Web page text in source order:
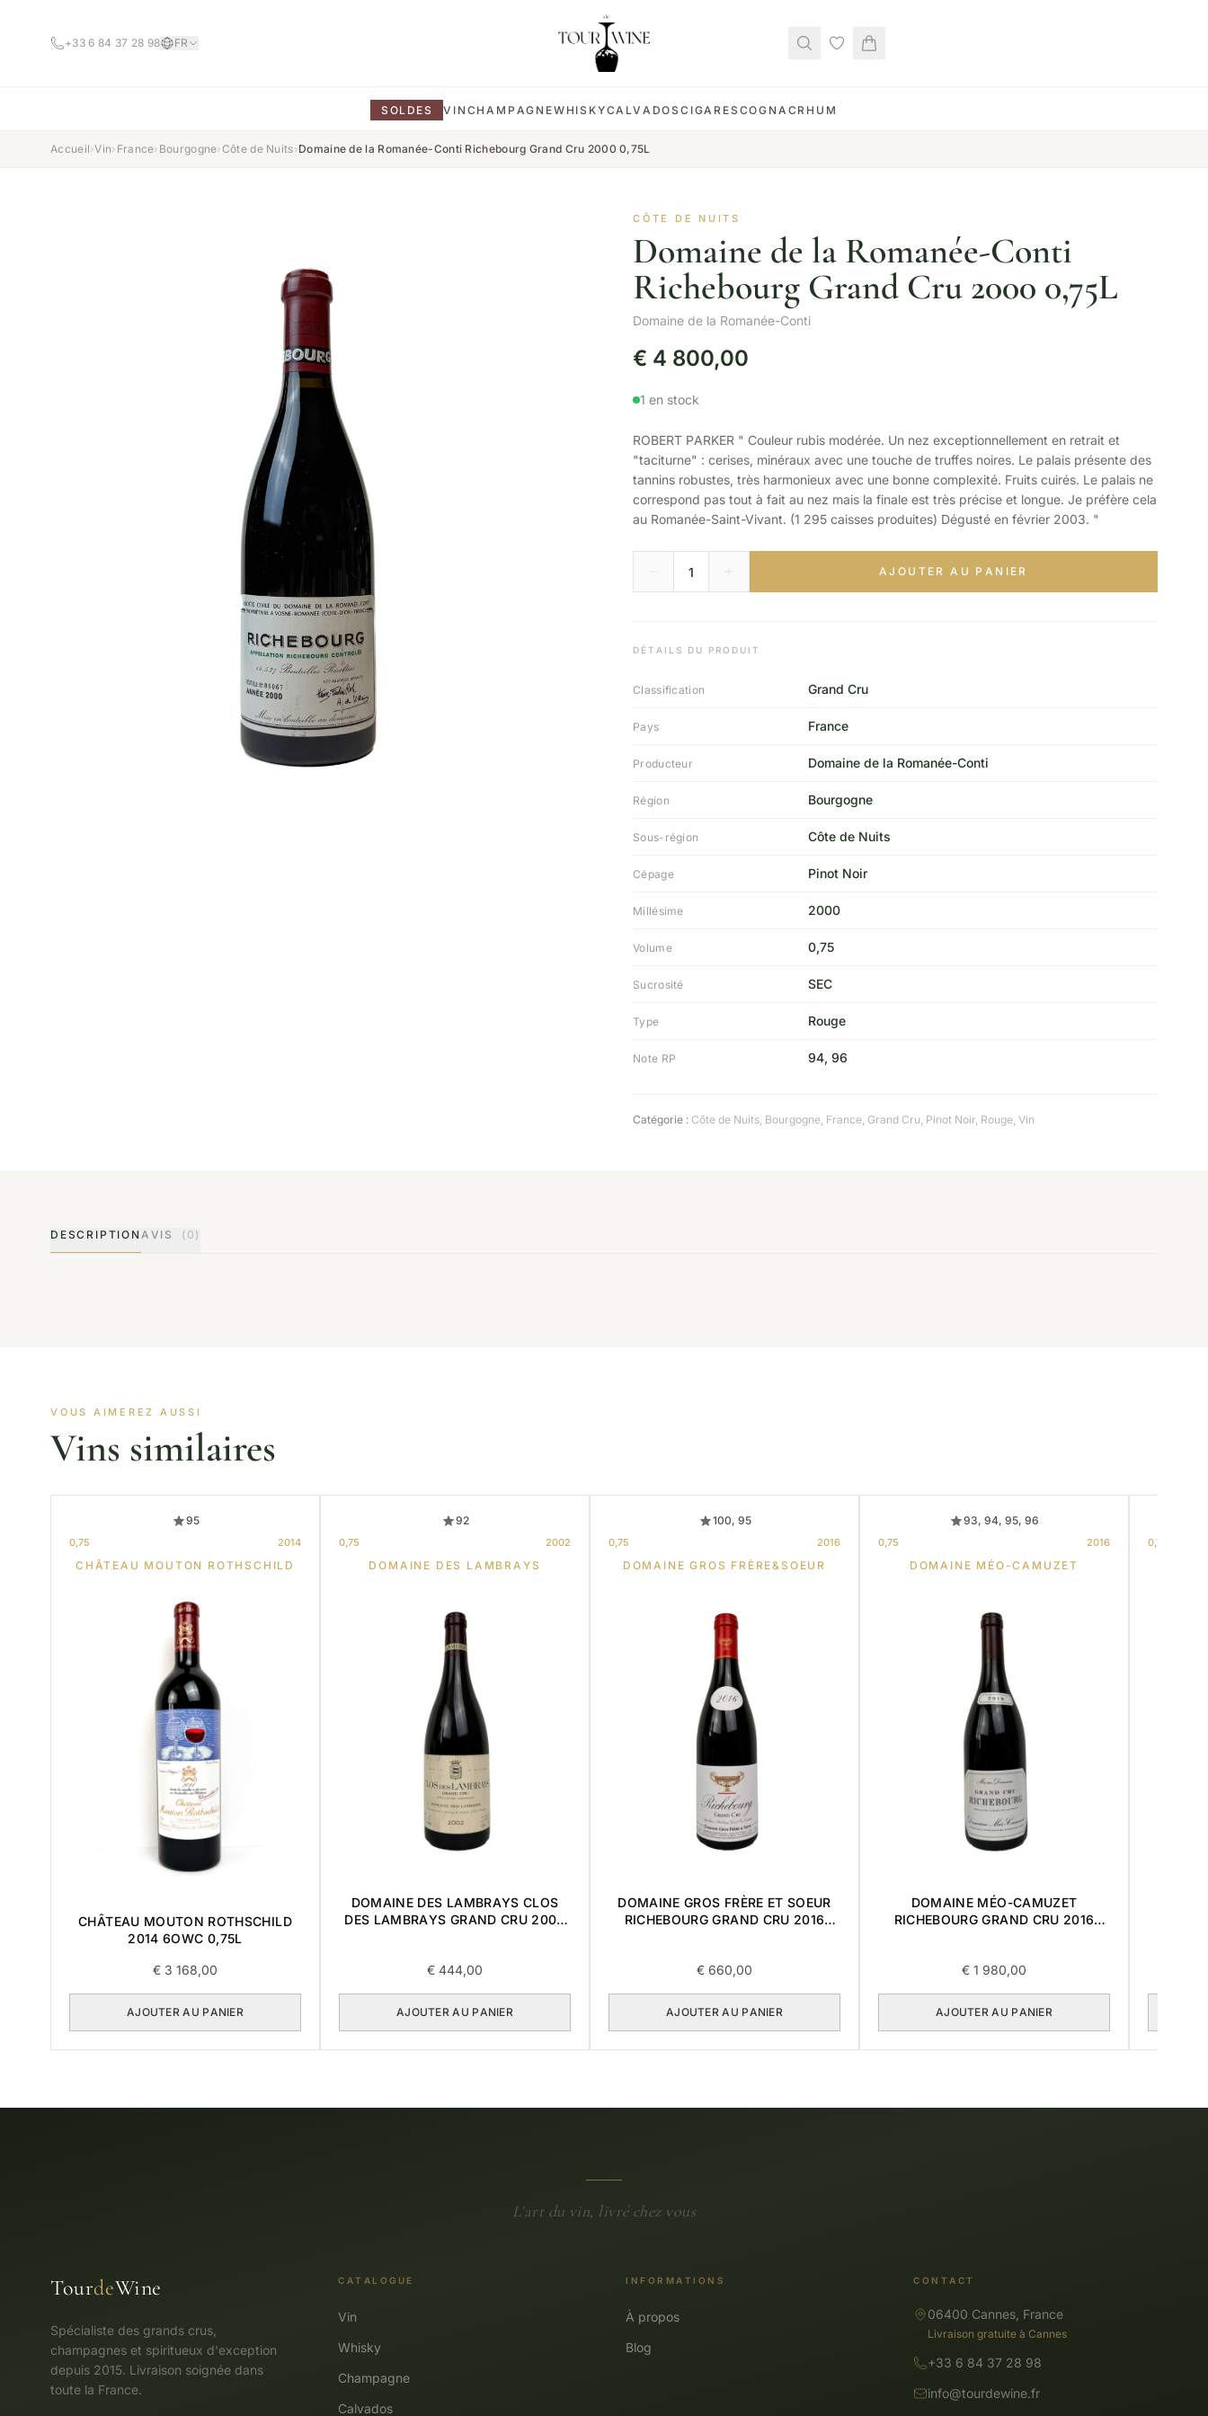
+33 6 84 37 28 98 FR
SOLDES VIN CHAMPAGNEWHISKYCALVADOS CIGARES COGNAC RHUM
Accueil›Vin› France› Bourgogne›Côte de Nuits›Domaine de la Romanée-Conti Richebourg Grand Cru 2000 0,75L
CÔTE DE NUITS
Domaine de la Romanée-Conti
Richebourg Grand Cru 2000 0,75L
Domaine de la Romanée-Conti
€ 4 800,00
1 en stock
ROBERT PARKER " Couleur rubis modérée. Un nez exceptionnellement en retrait et
"taciturne" : cerises, minéraux avec une touche de truffes noires. Le palais présente des
tannins robustes, très harmonieux avec une bonne complexité. Fruits cuirés. Le palais ne
correspond pas tout à fait au nez mais la finale est très précise et longue. Je préfère cela
au Romanée-Saint-Vivant. (1 295 caisses produites) Dégusté en février 2003. "
AJOUTER AU PANIER
DÉTAILS DU PRODUIT
Classification Grand Cru
Pays France
Producteur Domaine de la Romanée-Conti
Région Bourgogne
Sous-région Côte de Nuits
Cépage Pinot Noir
Millésime 2000
Volume 0,75
Sucrosité SEC
Type Rouge
Note RP 94, 96
Catégorie : Côte de Nuits, Bourgogne, France, Grand Cru, Pinot Noir, Rouge, Vin
DESCRIPTION AVIS (0)
VOUS AIMEREZ AUSSI
Vins similaires
95
0,75 2014
CHÂTEAU MOUTON ROTHSCHILD
CHÂTEAU MOUTON ROTHSCHILD
2014 6OWC 0,75L
€ 3 168,00
AJOUTER AU PANIER
92
0,75 2002
DOMAINE DES LAMBRAYS
DOMAINE DES LAMBRAYS CLOS
DES LAMBRAYS GRAND CRU 2002
€ 444,00
AJOUTER AU PANIER
100, 95
0,75 2016
DOMAINE GROS FRÈRE&SOEUR
DOMAINE GROS FRÈRE ET SOEUR
RICHEBOURG GRAND CRU 2016
€ 660,00
AJOUTER AU PANIER
93, 94, 95, 96
0,75 2016
DOMAINE MÉO-CAMUZET
DOMAINE MÉO-CAMUZET
RICHEBOURG GRAND CRU 2016
€ 1 980,00
AJOUTER AU PANIER
0,75
L'art du vin, livré chez vous
TourdeWine
Spécialiste des grands crus,
champagnes et spiritueux d'exception
depuis 2015. Livraison soignée dans
toute la France.
CATALOGUE
Vin
Whisky
Champagne
Calvados
INFORMATIONS
À propos
Blog
CONTACT
06400 Cannes, France
Livraison gratuite à Cannes
+33 6 84 37 28 98
info@tourdewine.fr